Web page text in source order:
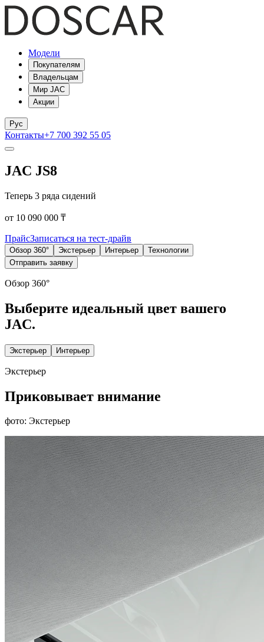
Модели
Покупателям
Владельцам
Мир JAC
Акции
Рус
Контакты+7 700 392 55 05
JAC JS8
Теперь 3 ряда сидений
от 10 090 000 ₸
ПрайсЗаписаться на тест-драйв
Обзор 360° Экстерьер Интерьер
Технологии
Отправить заявку
Обзор 360°
Выберите идеальный цвет вашего
JAC.
Экстерьер Интерьер
Экстерьер
Приковывает внимание
фото: Экстерьер